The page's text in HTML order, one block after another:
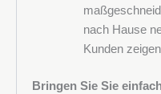
nach Hause
Kunden
Bringen Sie Sie